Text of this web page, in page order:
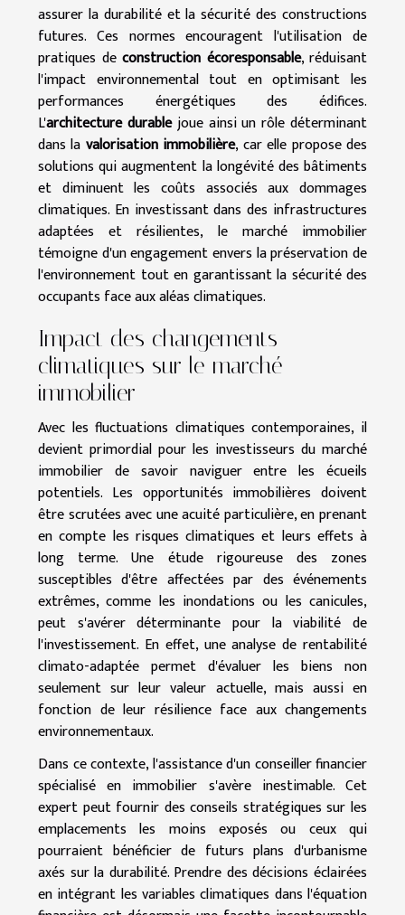
assurer la durabilité et la sécurité des constructions
futures. Ces normes encouragent l'utilisation de
pratiques de construction écoresponsable, réduisant
l'impact environnemental tout en optimisant les
performances énergétiques des édifices.
L'architecture durablejoue ainsi un rôle déterminant
dans la valorisation immobilière, car elle propose des
solutions qui augmentent la longévité des bâtiments
et diminuent les coûts associés aux dommages
climatiques. En investissant dans des infrastructures
adaptées et résilientes, le marché immobilier
témoigne d'un engagement envers la préservation de
l'environnement tout en garantissant la sécurité des
occupants face aux aléas climatiques.
Impact des changements
climatiques sur le marché
immobilier
Avec les fluctuations climatiques contemporaines, il
devient primordial pour les investisseurs du marché
immobilier de savoir naviguer entre les écueils
potentiels. Les opportunités immobilières doivent
être scrutées avec une acuité particulière, en prenant
en compte les risques climatiques et leurs effets à
long terme. Une étude rigoureuse des zones
susceptibles d'être affectées par des événements
extrêmes, comme les inondations ou les canicules,
peut s'avérer déterminante pour la viabilité de
l'investissement. En effet, une analyse de rentabilité
climato-adaptée permet d'évaluer les biens non
seulement sur leur valeur actuelle, mais aussi en
fonction de leur résilience face aux changements
environnementaux.
Dans ce contexte, l'assistance d'un conseiller financier
spécialisé en immobilier s'avère inestimable. Cet
expert peut fournir des conseils stratégiques sur les
emplacements les moins exposés ou ceux qui
pourraient bénéficier de futurs plans d'urbanisme
axés sur la durabilité. Prendre des décisions éclairées
en intégrant les variables climatiques dans l'équation